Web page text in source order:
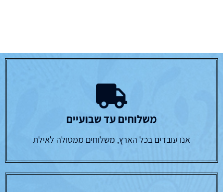
משלוחים עד שבועיים
אנו עובדים בכל הארץ, משלוחים ממטולה לאילת